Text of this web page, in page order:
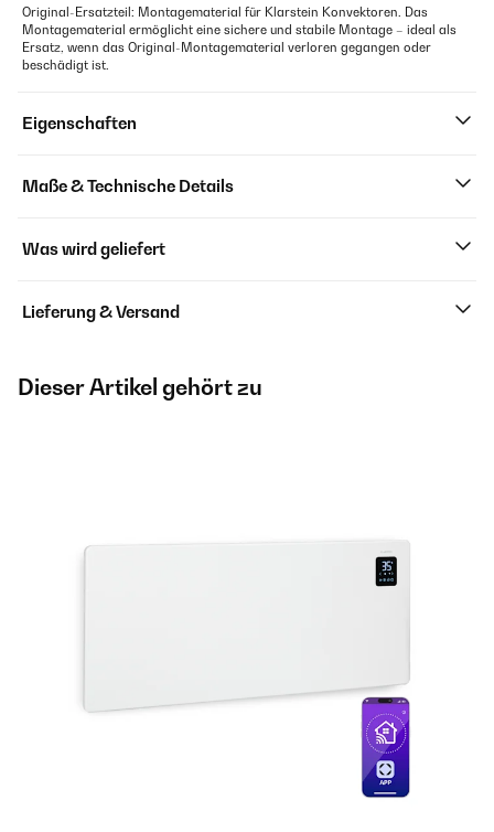
Original-Ersatzteil: Montagematerial für Klarstein Konvektoren. Das
Montagematerial ermöglicht eine sichere und stabile Montage – ideal als
Ersatz, wenn das Original-Montagematerial verloren gegangen oder
beschädigt ist.
Eigenschaften
Maße & Technische Details
Was wird geliefert
Lieferung & Versand
Dieser Artikel gehört zu